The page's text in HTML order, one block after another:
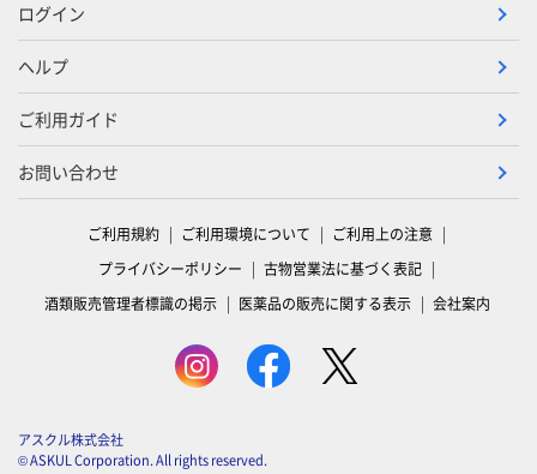
ログイン
ヘルプ
ご利用ガイド
お問い合わせ
ご利用規約 ご利用環境について
ご利用上の注意
プライバシーポリシー
古物営業法に基づく表記
酒類販売管理者標識の掲示
医薬品の販売に関する表示 会社案内
アスクル株式会社
© ASKUL Corporation. All rights reserved.